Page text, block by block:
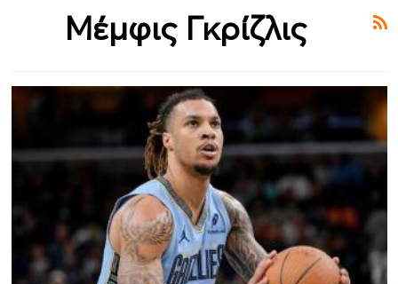
Μέμφις Γκρίζλις